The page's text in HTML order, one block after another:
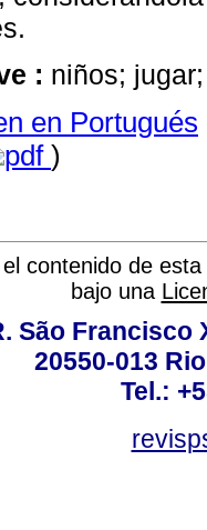
: niños;
en Portugués
pdf )
el contenido de
bajo una
São Francisco
20550-013
Tel.: